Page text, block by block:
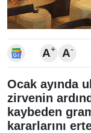
A+ A-
Ocak ayında
zirvenin
kaybeden
kararlarını